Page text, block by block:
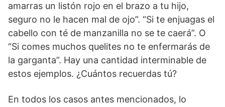
amarras un listón rojo en el brazo a tu hijo,
seguro no le hacen mal de ojo”. “Si te enjuagas el
cabello con té de manzanilla no se te caerá”. O
“Si comes muchos quelites no te enfermarás de
la garganta”. Hay una cantidad interminable de
estos ejemplos. ¿Cuántos recuerdas tú?
En todos los casos antes mencionados, lo